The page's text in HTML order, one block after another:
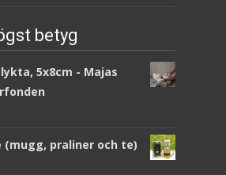
betyg
5x8cm - Majas
(mugg, praliner och te)